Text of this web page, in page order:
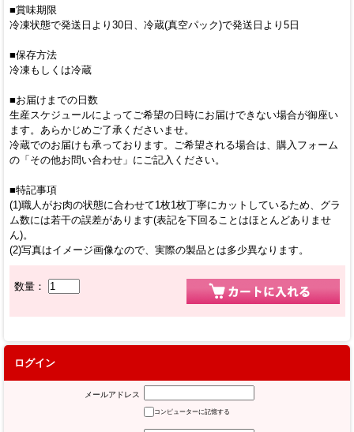
■賞味期限
冷凍状態で発送日より30日、冷蔵(真空パック)で発送日より5日
■保存方法
冷凍もしくは冷蔵
■お届けまでの日数
生産スケジュールによってご希望の日時にお届けできない場合が御座い
ます。あらかじめご了承くださいませ。
冷蔵でのお届けも承っております。ご希望される場合は、購入フォーム
の「その他お問い合わせ」にご記入ください。
■特記事項
(1)職人がお肉の状態に合わせて1枚1枚丁寧にカットしているため、グラ
ム数には若干の誤差があります(表記を下回ることはほとんどありませ
ん)。
(2)写真はイメージ画像なので、実際の製品とは多少異なります。
数量：
ログイン
メールアドレス
コンピューターに記憶する